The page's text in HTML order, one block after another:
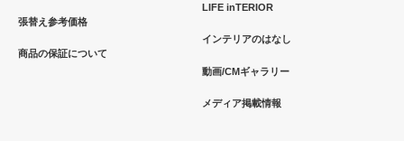
張替え参考価格
商品の保証について
LIFE inTERIOR
インテリアのはなし
動画/CMギャラリー
メディア掲載情報